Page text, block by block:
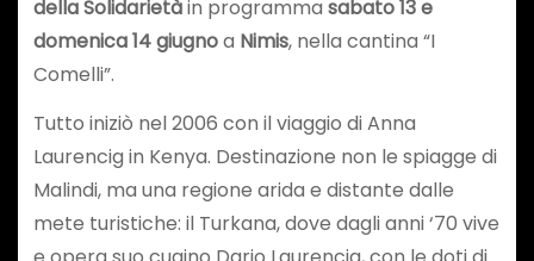
della Solidarietàin programma sabato 13 e
domenica 14 giugnoa Nimis, nella cantina “I
Comelli”.
Tutto iniziò nel 2006 con il viaggio di Anna
Laurencig in Kenya. Destinazione non le spiagge di
Malindi, ma una regione arida e distante dalle
mete turistiche: il Turkana, dove dagli anni ‘70 vive